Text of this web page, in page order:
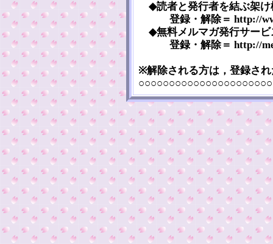
◆読者と発行者を結ぶ架け
登録・解除＝ http://
◆無料メルマガ発行サービ
登録・解除＝ http://
※解除される方は，登録さ